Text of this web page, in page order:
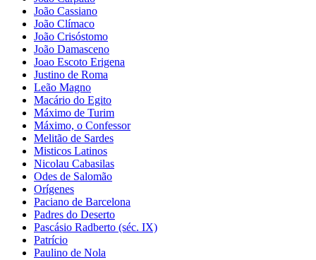
João Cassiano
João Clímaco
João Crisóstomo
João Damasceno
Joao Escoto Erigena
Justino de Roma
Leão Magno
Macário do Egito
Máximo de Turim
Máximo, o Confessor
Melitão de Sardes
Misticos Latinos
Nicolau Cabasilas
Odes de Salomão
Orígenes
Paciano de Barcelona
Padres do Deserto
Pascásio Radberto (séc. IX)
Patrício
Paulino de Nola